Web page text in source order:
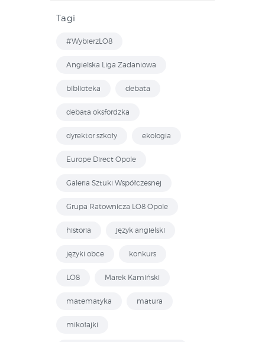
Tagi
#WybierzLO8
Angielska Liga Zadaniowa
biblioteka debata
debata oksfordzka
dyrektor szkoły ekologia
Europe Direct Opole
Galeria Sztuki Współczesnej
Grupa Ratownicza LO8 Opole
historia język angielski
języki obce konkurs
LO8 Marek Kamiński
matematyka matura
mikołajki